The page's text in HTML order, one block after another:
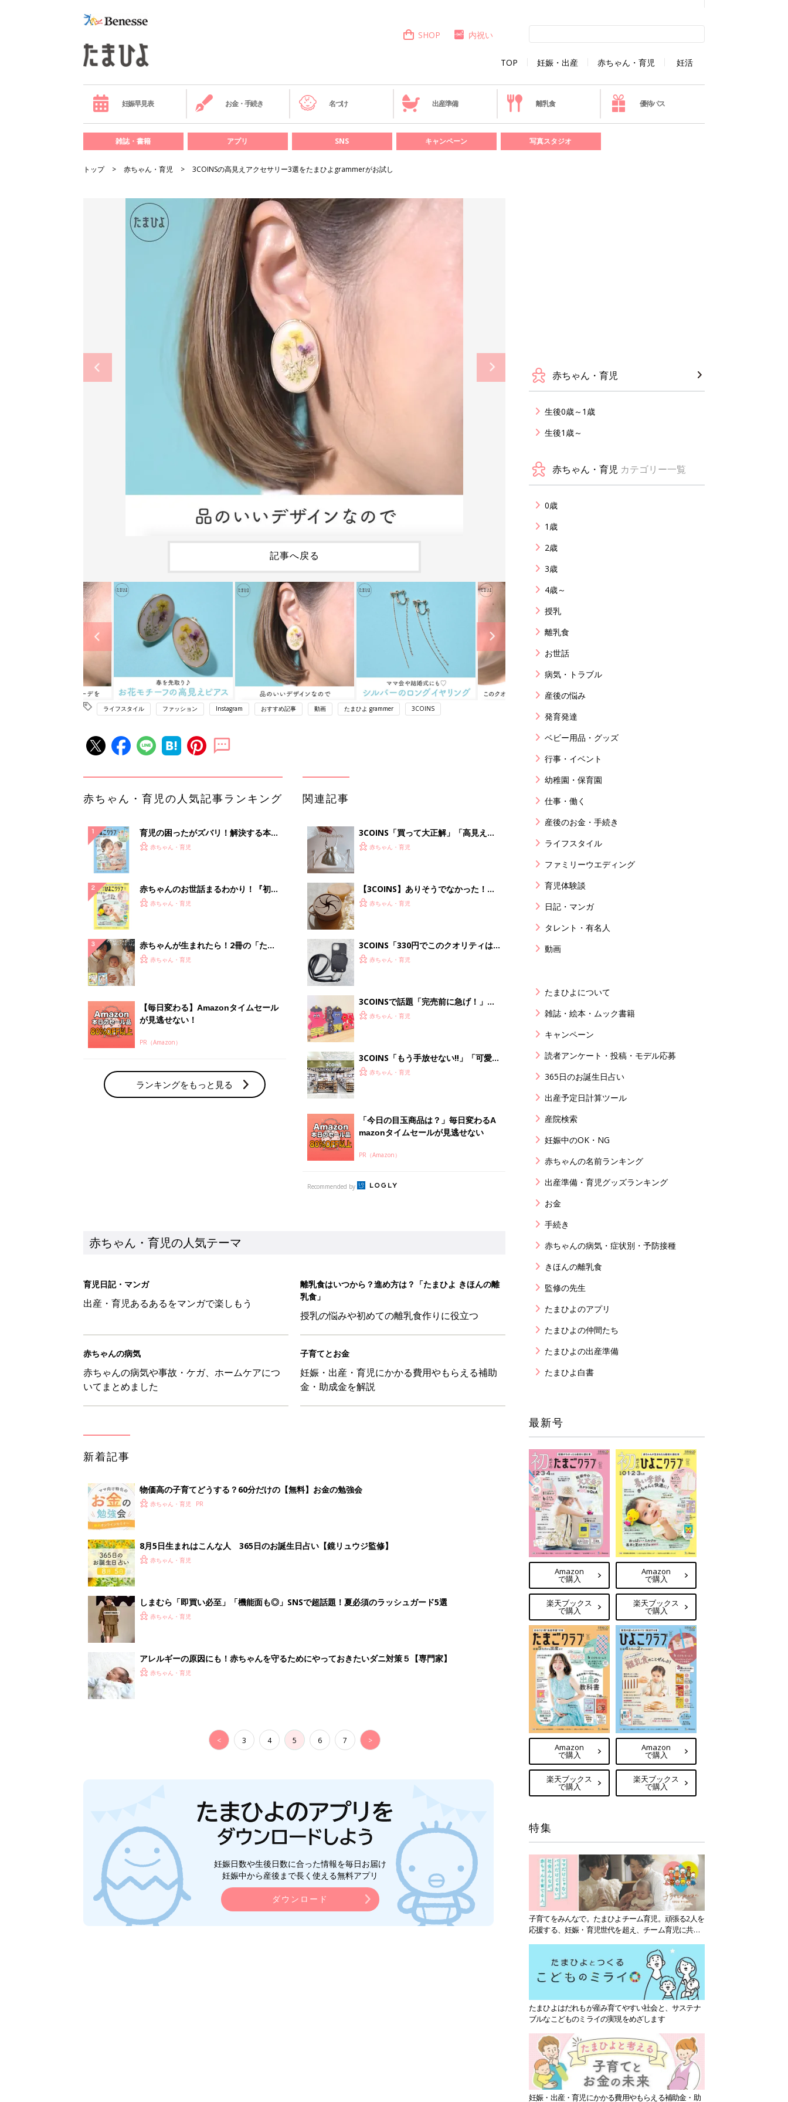
TOP 妊娠・出産 赤ちゃん・育児 妊活
SHOP 内祝い
妊娠早見表 お金・手続き 名づけ 出産準備 離乳食 優待パス
雑誌・書籍 アプリ SNS キャンペーン 写真スタジオ
トップ 赤ちゃん・育児 3COINSの高見えアクセサリー3選をたまひよgrammerがお試し
記事へ戻る
ライフスタイル ファッション Instagram おすすめ記事 動画 たまひよ grammer 3COINS
赤ちゃん・育児の人気記事ランキング
育児の困ったがズバリ！解決する本
『ひよこクラブ 夏号』 4カ月～2才
赤ちゃん・育児
赤ちゃんのお世話まるわかり！『初め
てのひよこクラブ 夏号』〈巻頭大特
赤ちゃん・育児
赤ちゃんが生まれたら！2冊の「たま
ひよ」
赤ちゃん・育児
【毎日変わる】Amazonタイムセール
が見逃せない！
PR（Amazon）
ランキングをもっと見る
関連記事
3COINS「買って大正解」「高見えで
可愛すぎ」大人気のファッショングッ
赤ちゃん・育児
【3COINS】ありそうでなかった！か
さばらなくて衛生的な「折りたためる
赤ちゃん・育児
3COINS「330円でこのクオリティは
神！」「売り切れ前に急げ！」大人気
赤ちゃん・育児
3COINSで話題「完売前に急げ！」
「可愛いが大渋滞」毎年大人気の節分
赤ちゃん・育児
3COINS「もう手放せない‼」「可愛く
て安い♪」みんなの3COINSオススメ
赤ちゃん・育児
「今日の目玉商品は？」毎日変わるA
mazonタイムセールが見逃せない
PR（Amazon）
Recommended by
赤ちゃん・育児の人気テーマ
育児日記・マンガ
出産・育児あるあるをマンガで楽しもう
離乳食はいつから？進め方は？「たまひよ きほんの離
乳食」
授乳の悩みや初めての離乳食作りに役立つ
赤ちゃんの病気
赤ちゃんの病気や事故・ケガ、ホームケアにつ
いてまとめました
子育てとお金
妊娠・出産・育児にかかる費用やもらえる補助
金・助成金を解説
新着記事
物価高の子育てどうする？60分だけの【無料】お金の勉強会
赤ちゃん・育児
8月5日生まれはこんな人 365日のお誕生日占い【鏡リュウジ監修】
赤ちゃん・育児
しまむら「即買い必至」「機能面も◎」SNSで超話題！夏必須のラッシュガード5選
赤ちゃん・育児
アレルギーの原因にも！赤ちゃんを守るためにやっておきたいダニ対策５【専門家】
赤ちゃん・育児
< 3 4 5 6 7 >
妊娠日数や生後日数に合った情報を毎日お届け
妊娠中から産後まで長く使える無料アプリ
ダウンロード
赤ちゃん・育児
生後0歳～1歳
生後1歳～
赤ちゃん・育児 カテゴリー一覧
0歳
1歳
2歳
3歳
4歳～
授乳
離乳食
お世話
病気・トラブル
産後の悩み
発育発達
ベビー用品・グッズ
行事・イベント
幼稚園・保育園
仕事・働く
産後のお金・手続き
ライフスタイル
ファミリーウエディング
育児体験談
日記・マンガ
タレント・有名人
動画
たまひよについて
雑誌・絵本・ムック書籍
キャンペーン
読者アンケート・投稿・モデル応募
365日のお誕生日占い
出産予定日計算ツール
産院検索
妊娠中のOK・NG
赤ちゃんの名前ランキング
出産準備・育児グッズランキング
お金
手続き
赤ちゃんの病気・症状別・予防接種
きほんの離乳食
監修の先生
たまひよのアプリ
たまひよの仲間たち
たまひよの出産準備
たまひよ白書
最新号
Amazon
で購入
楽天ブックス
で購入
Amazon
で購入
楽天ブックス
で購入
Amazon
で購入
楽天ブックス
で購入
Amazon
で購入
楽天ブックス
で購入
特集
子育てをみんなで。たまひよチーム育児。頑張る2人を
応援する、妊娠・育児世代を超え、チーム育児に共感
たまひよはだれもが産み育てやすい社会と、サステナ
ブルなこどものミライの実現をめざします
妊娠・出産・育児にかかる費用やもらえる補助金・助